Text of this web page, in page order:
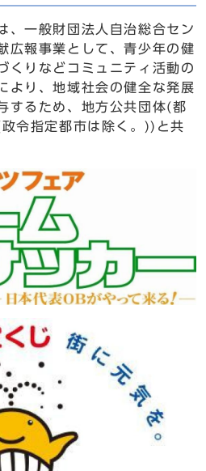
、一般財団法人自治総合セン
広報事業として、青少年の健
くりなどコミュニティ活動の
より、地域社会の健全な発展
するため、地方公共団体(都
令指定都市は除く。))と共